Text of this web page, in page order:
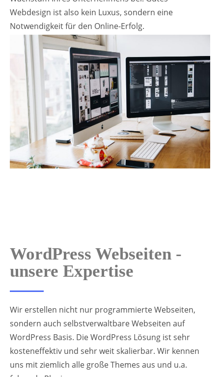
Webdesign ist also kein Luxus, sondern eine
Notwendigkeit für den Online-Erfolg.
WordPress Webseiten -
unsere Expertise
Wir erstellen nicht nur programmierte Webseiten,
sondern auch selbstverwaltbare Webseiten auf
WordPress Basis. Die WordPress Lösung ist sehr
kosteneffektiv und sehr weit skalierbar. Wir kennen
uns mit ziemlich alle große Themes aus und u.a.